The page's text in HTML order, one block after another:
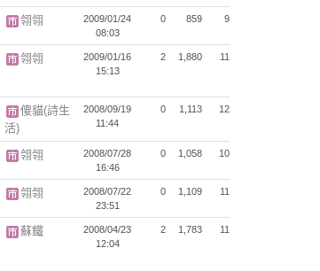
翎翎
2009/01/24
08:03
0 859 9
翎翎
2009/01/16
15:13
2 1,880 11
傻貓(詩生
活)
2008/09/19
11:44
0 1,113 12
翎翎
2008/07/28
16:46
0 1,058 10
翎翎
2008/07/22
23:51
0 1,109 11
蘇鐵
2008/04/23
12:04
2 1,783 11